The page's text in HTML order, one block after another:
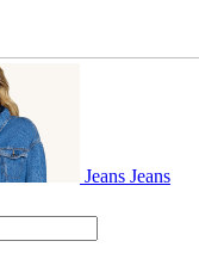
Jeans Jeans